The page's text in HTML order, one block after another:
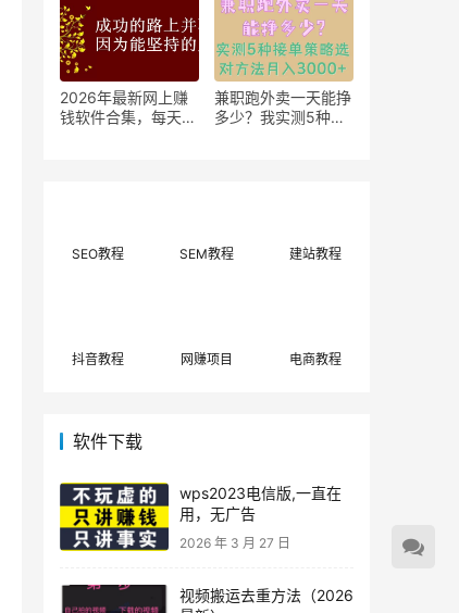
2026年最新网上赚
钱软件合集，每天免
兼职跑外卖一天能挣
多少？我实测5种接
SEO教程 SEM教程 建站教程
抖音教程 网赚项目 电商教程
软件下载
wps2023电信版,一直在
用，无广告
2026 年 3 月 27 日
视频搬运去重方法（2026